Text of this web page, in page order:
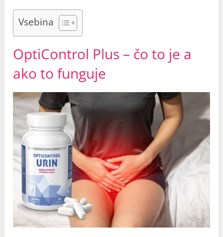
Vsebina
OptiControl Plus – čo to je a
ako to funguje